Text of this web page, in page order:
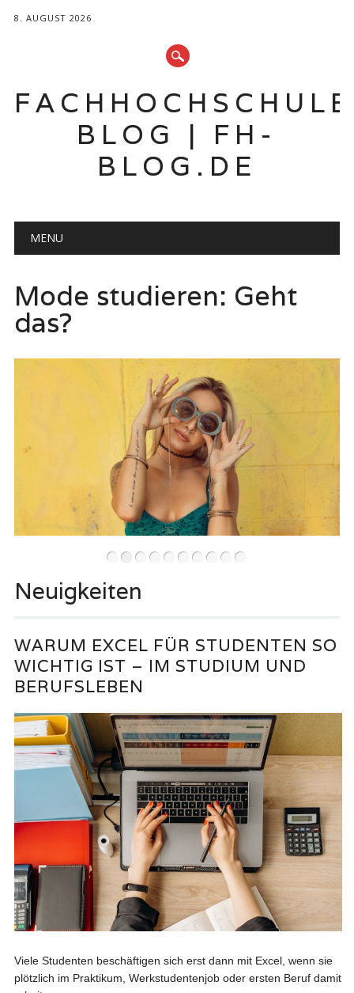
8. AUGUST 2026
BLOG | FH-
BLOG.DE
Hauptmenü
MENU
••••••••••
Mode studieren: Geht
das?
Neuigkeiten
WARUM EXCEL FÜR STUDENTEN SO
WICHTIG IST – IM STUDIUM UND
BERUFSLEBEN
Viele Studenten beschäftigen sich erst dann mit Excel, wenn sie
plötzlich im Praktikum, Werkstudentenjob oder ersten Beruf damit